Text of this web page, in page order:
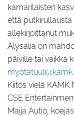
kamarilaisten
että putkirullausta
allekirjoittanut
Älysalia on
päiville tai vaikka
Kiitos vielä KAMK
CSE
Maija Autio,